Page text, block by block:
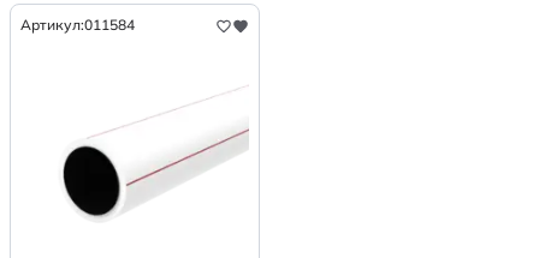
Артикул:011584